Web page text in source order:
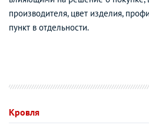
производителя, цвет изделия,
пункт в отдельности.
Кровля